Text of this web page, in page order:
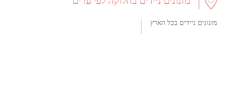
מזנונים ניידים בכל הארץ